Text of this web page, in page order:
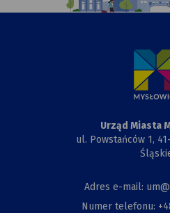
rysunek
Urząd Miasta
ul. Powstańców 1,
Adres e-mail:
Numer telefonu: